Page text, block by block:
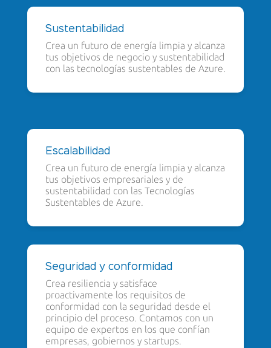
Sustentabilidad
Crea un futuro de energía limpia y alcanza
tus objetivos de negocio y sustentabilidad
con las tecnologías sustentables de Azure.
Escalabilidad
Crea un futuro de energía limpia y alcanza
tus objetivos empresariales y de
sustentabilidad con las Tecnologías
Sustentables de Azure.
Seguridad y conformidad
Crea resiliencia y satisface
proactivamente los requisitos de
conformidad con la seguridad desde el
principio del proceso. Contamos con un
equipo de expertos en los que confían
empresas, gobiernos y startups.